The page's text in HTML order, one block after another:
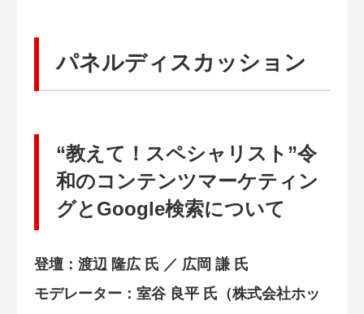
パネルディスカッション
“教えて！スペシャリスト”令
和のコンテンツマーケティン
グとGoogle検索について
登壇：渡辺 隆広 氏 ／ 広岡 謙 氏
モデレーター：室谷 良平 氏（株式会社ホッ